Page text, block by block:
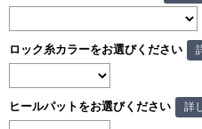
ロック糸カラーをお選びください
ヒールパットをお選びください 詳